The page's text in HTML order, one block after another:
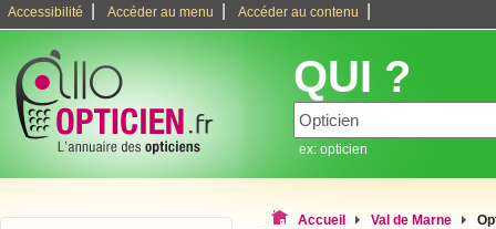
Accessibilité Accéder au menu Accéder au contenu
QUI ?
ex: opticien
Accueil Val de Marne